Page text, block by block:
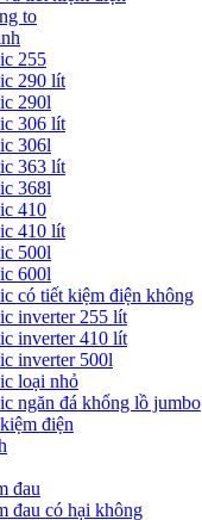
to
255
290 lít
290l
306 lít
306l
363 lít
368l
410
410 lít
500l
600l
có tiết kiệm điện không
inverter 255 lít
inverter 410 lít
inverter 500l
loại nhỏ
ngăn đá khổng lồ jumbo
điện
đau
đau có hại không